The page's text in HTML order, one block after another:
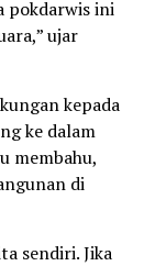
pokdarwis ini
ujar
kepada
ke dalam
membahu,
di
sendiri. Jika